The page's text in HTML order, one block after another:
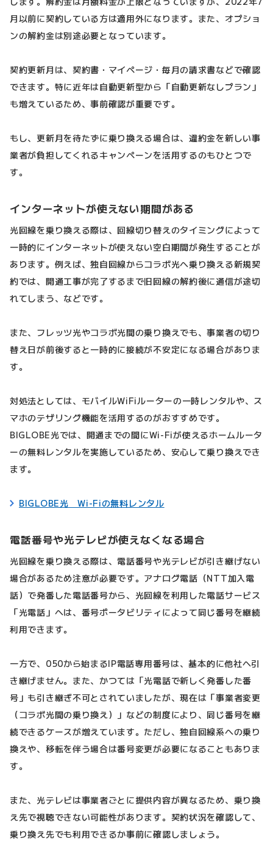
月以前に契約している方は適用外になります。また、オプショ
ンの解約金は別途必要となっています。
契約更新月は、契約書・マイページ・毎月の請求書などで確認
できます。特に近年は自動更新型から「自動更新なしプラン」
も増えているため、事前確認が重要です。
もし、更新月を待たずに乗り換える場合は、違約金を新しい事
業者が負担してくれるキャンペーンを活用するのもひとつで
す。
インターネットが使えない期間がある
光回線を乗り換える際は、回線切り替えのタイミングによって
一時的にインターネットが使えない空白期間が発生することが
あります。例えば、独自回線からコラボ光へ乗り換える新規契
約では、開通工事が完了するまで旧回線の解約後に通信が途切
れてしまう、などです。
また、フレッツ光やコラボ光間の乗り換えでも、事業者の切り
替え日が前後すると一時的に接続が不安定になる場合がありま
す。
対処法としては、モバイルWiFiルーターの一時レンタルや、ス
マホのテザリング機能を活用するのがおすすめです。
BIGLOBE光では、開通までの間にWi-Fiが使えるホームルータ
ーの無料レンタルを実施しているため、安心して乗り換えでき
ます。
BIGLOBE光 Wi-Fiの無料レンタル
電話番号や光テレビが使えなくなる場合
光回線を乗り換える際は、電話番号や光テレビが引き継げない
場合があるため注意が必要です。アナログ電話（NTT加入電
話）で発番した電話番号から、光回線を利用した電話サービス
「光電話」へは、番号ポータビリティによって同じ番号を継続
利用できます。
一方で、050から始まるIP電話専用番号は、基本的に他社へ引
き継げません。また、かつては「光電話で新しく発番した番
号」も引き継ぎ不可とされていましたが、現在は「事業者変更
（コラボ光間の乗り換え）」などの制度により、同じ番号を継
続できるケースが増えています。ただし、独自回線系への乗り
換えや、移転を伴う場合は番号変更が必要になることもありま
す。
また、光テレビは事業者ごとに提供内容が異なるため、乗り換
え先で視聴できない可能性があります。契約状況を確認して、
乗り換え先でも利用できるか事前に確認しましょう。